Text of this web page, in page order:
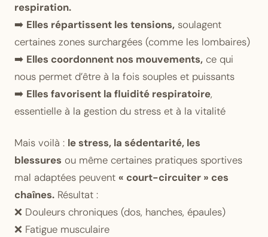
respiration.
➡️ Elles répartissent les tensions, soulagent
certaines zones surchargées (comme les lombaires)
➡️ Elles coordonnent nos mouvements, ce qui
nous permet d’être à la fois souples et puissants
➡️ Elles favorisent la fluidité respiratoire,
essentielle à la gestion du stress et à la vitalité
Mais voilà : le stress, la sédentarité, les
blessures ou même certaines pratiques sportives
mal adaptées peuvent « court-circuiter » ces
chaînes. Résultat :
❌ Douleurs chroniques (dos, hanches, épaules)
❌ Fatigue musculaire